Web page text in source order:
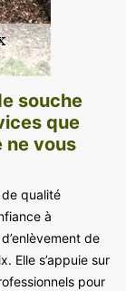
souche
que
ne vous
qualité
à
de
Elle s’appuie sur
pour